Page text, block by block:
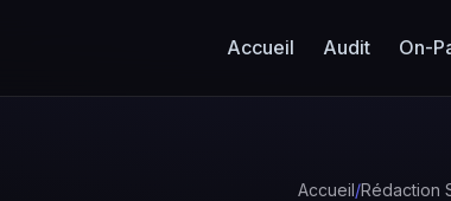
Accueil Audit On-
Accueil/Rédaction